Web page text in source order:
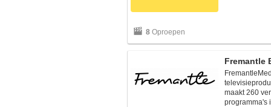
8 Oproepen
Fremantle
maakt 260
programma's